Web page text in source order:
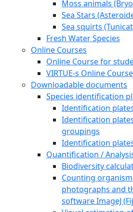
Moss animals
Sea Stars
Sea squirts
Fresh Water Species
Online Courses
Online Course for
VIRTUE-s Online
Downloadable documents
Species identification
Identification
Identification
groupings
Identification
Quantification /
Biodiversity
Counting
photographs and
software ImageJ